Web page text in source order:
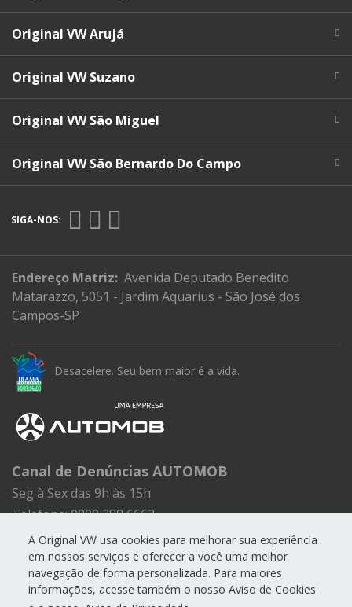
A Original VW usa cookies para melhorar sua experiência
em nossos serviços e oferecer a você uma melhor
navegação de forma personalizada. Para maiores
informações, acesse também o nosso Aviso de Cookies
Original VW Arujá
Original VW Suzano
Original VW São Miguel
Original VW São Bernardo Do Campo
SIGA-NOS:
Endereço Matriz: Avenida Deputado Benedito
Matarazzo, 5051 - Jardim Aquarius - São José dos
Campos-SP
Desacelere. Seu bem maior é a vida.
Canal de Denúncias AUTOMOB
Seg à Sex das 9h às 15h
Telefone: 0800 288 6662
E-mail:experiencia.cliente@automob.com.br
Nós utilizamos cookies e outras tecnologias para
possibilitar e aprimorar sua experiência em nosso
site, e ao continuar navegando em nossas páginas
você concorda com a coleta e uso de cookies.